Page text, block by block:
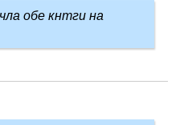
обе кнтги на